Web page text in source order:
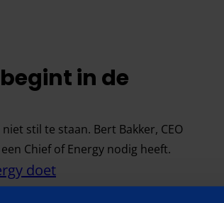
in de
stil te staan. Bert Bakker, CEO
Chief of Energy nodig heeft.
doet